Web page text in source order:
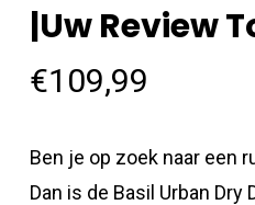
|Uw Review
€109,99
Ben je op zoek naar een
Dan is de Basil Urban Dry